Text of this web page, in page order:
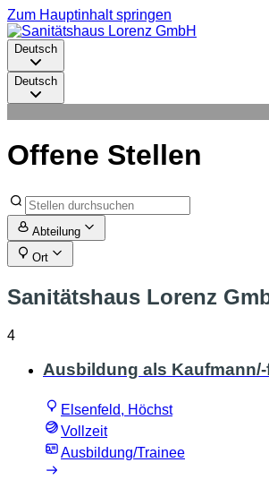
Zum Hauptinhalt springen
Deutsch
Deutsch
Offene Stellen
Abteilung
Ort
Sanitätshaus Lorenz
4
Ausbildung als
Elsenfeld, Höchst
Vollzeit
Ausbildung/Trainee